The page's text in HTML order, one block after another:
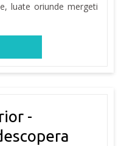
luate oriunde mergeti
-